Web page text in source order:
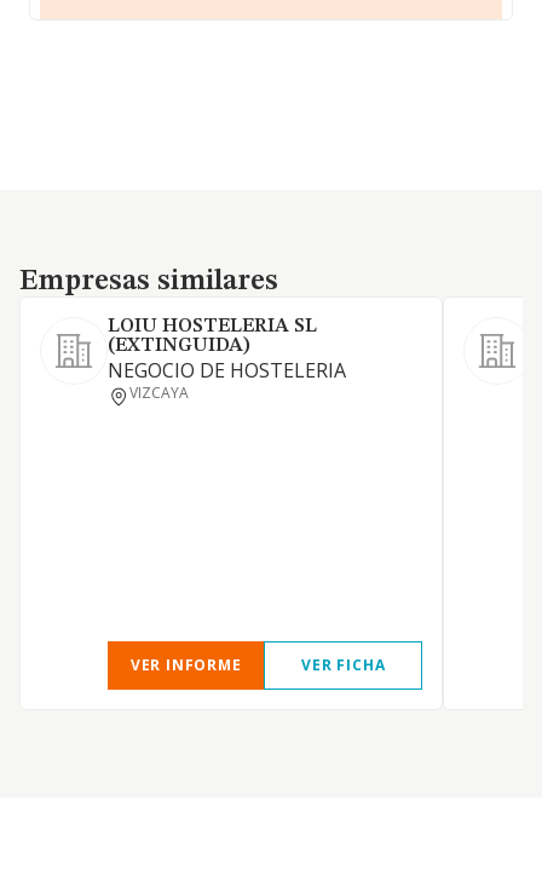
Empresas similares
Empresas similares
LOIU HOSTELERIA SL
(EXTINGUIDA)
NEGOCIO DE HOSTELERIA
VIZCAYA
VER INFORME VER FICHA